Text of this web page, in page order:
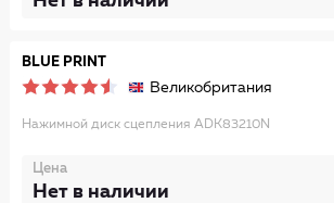
BLUE PRINT
Великобритания
Нажимной диск сцепления ADK83210N
Цена
Нет в наличии